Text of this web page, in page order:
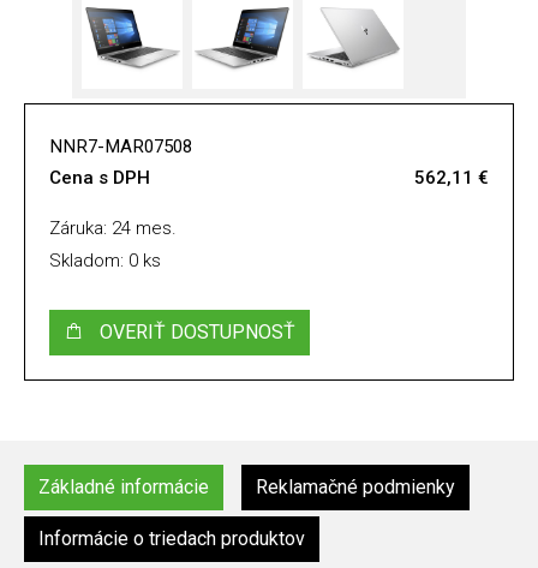
NNR7-MAR07508
Cena s DPH
562,11 €
Záruka: 24 mes.
Skladom: 0 ks
OVERIŤ DOSTUPNOSŤ
Základné informácie Reklamačné podmienky
Informácie o triedach produktov